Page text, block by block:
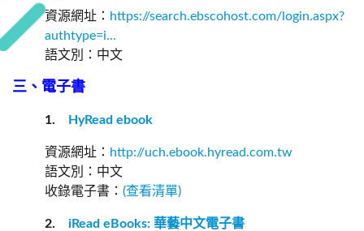
資源網址： https://search.ebscohost.com/login.aspx?
authtype=i...
語文別：中文
三、電子書
1. HyRead ebook
資源網址： http://uch.ebook.hyread.com.tw
語文別：中文
收錄電子書： (查看清單)
2. iRead eBooks: 華藝中文電子書